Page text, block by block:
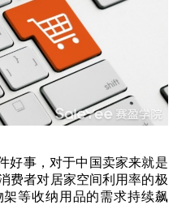
好事，对于中国卖家来就是
费者对居家空间利用率的极
等收纳用品的需求持续飙